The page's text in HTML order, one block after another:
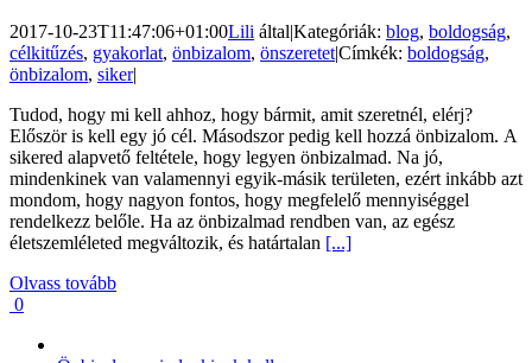
2017-10-23T11:47:06+01:00Lili által|Kategóriák: blog, boldogság,
célkitűzés, gyakorlat, önbizalom, önszeretet|Címkék: boldogság,
önbizalom, siker|
Tudod, hogy mi kell ahhoz, hogy bármit, amit szeretnél, elérj?
Először is kell egy jó cél. Másodszor pedig kell hozzá önbizalom. A
sikered alapvető feltétele, hogy legyen önbizalmad. Na jó,
mindenkinek van valamennyi egyik-másik területen, ezért inkább azt
mondom, hogy nagyon fontos, hogy megfelelő mennyiséggel
rendelkezz belőle. Ha az önbizalmad rendben van, az egész
életszemléleted megváltozik, és határtalan [...]
Olvass tovább
0